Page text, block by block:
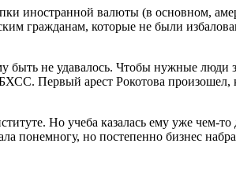
иностранной валюты (в основном,
гражданам, которые не были
не удавалось. Чтобы нужные люди
Первый арест Рокотова произошел,
Но учеба казалась ему уже чем-
понемногу, но постепенно бизнес